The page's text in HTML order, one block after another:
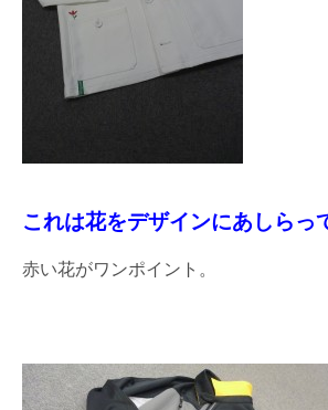
これは花をデザインにあしらっ
赤い花がワンポイント。